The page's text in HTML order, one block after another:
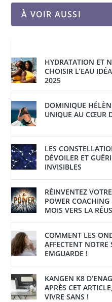
À VOIR AUSSI
HYDRATATION ET
CHOISIR L’EAU
2025
DOMINIQUE
UNIQUE AU CŒUR
LES
DÉVOILER ET
INVISIBLES
RÉINVENTEZ
POWER
MOIS VERS LA
COMMENT LES
AFFECTENT
EMGUARDE !
KANGEN K8
APRÈS CET
VIVRE SANS !